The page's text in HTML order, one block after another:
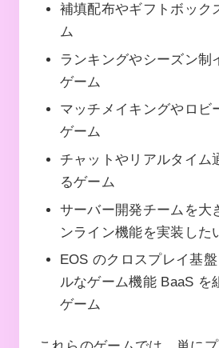
補填配布やギフトボック
ム
ランキングやシーズン制
ゲーム
マッチメイキングやロビ
ゲーム
チャットやリアルタイム
るゲーム
サーバー開発チームを大
ンライン機能を実装した
EOS のクロスプレイ基
ルなゲーム機能 BaaS を
ゲーム